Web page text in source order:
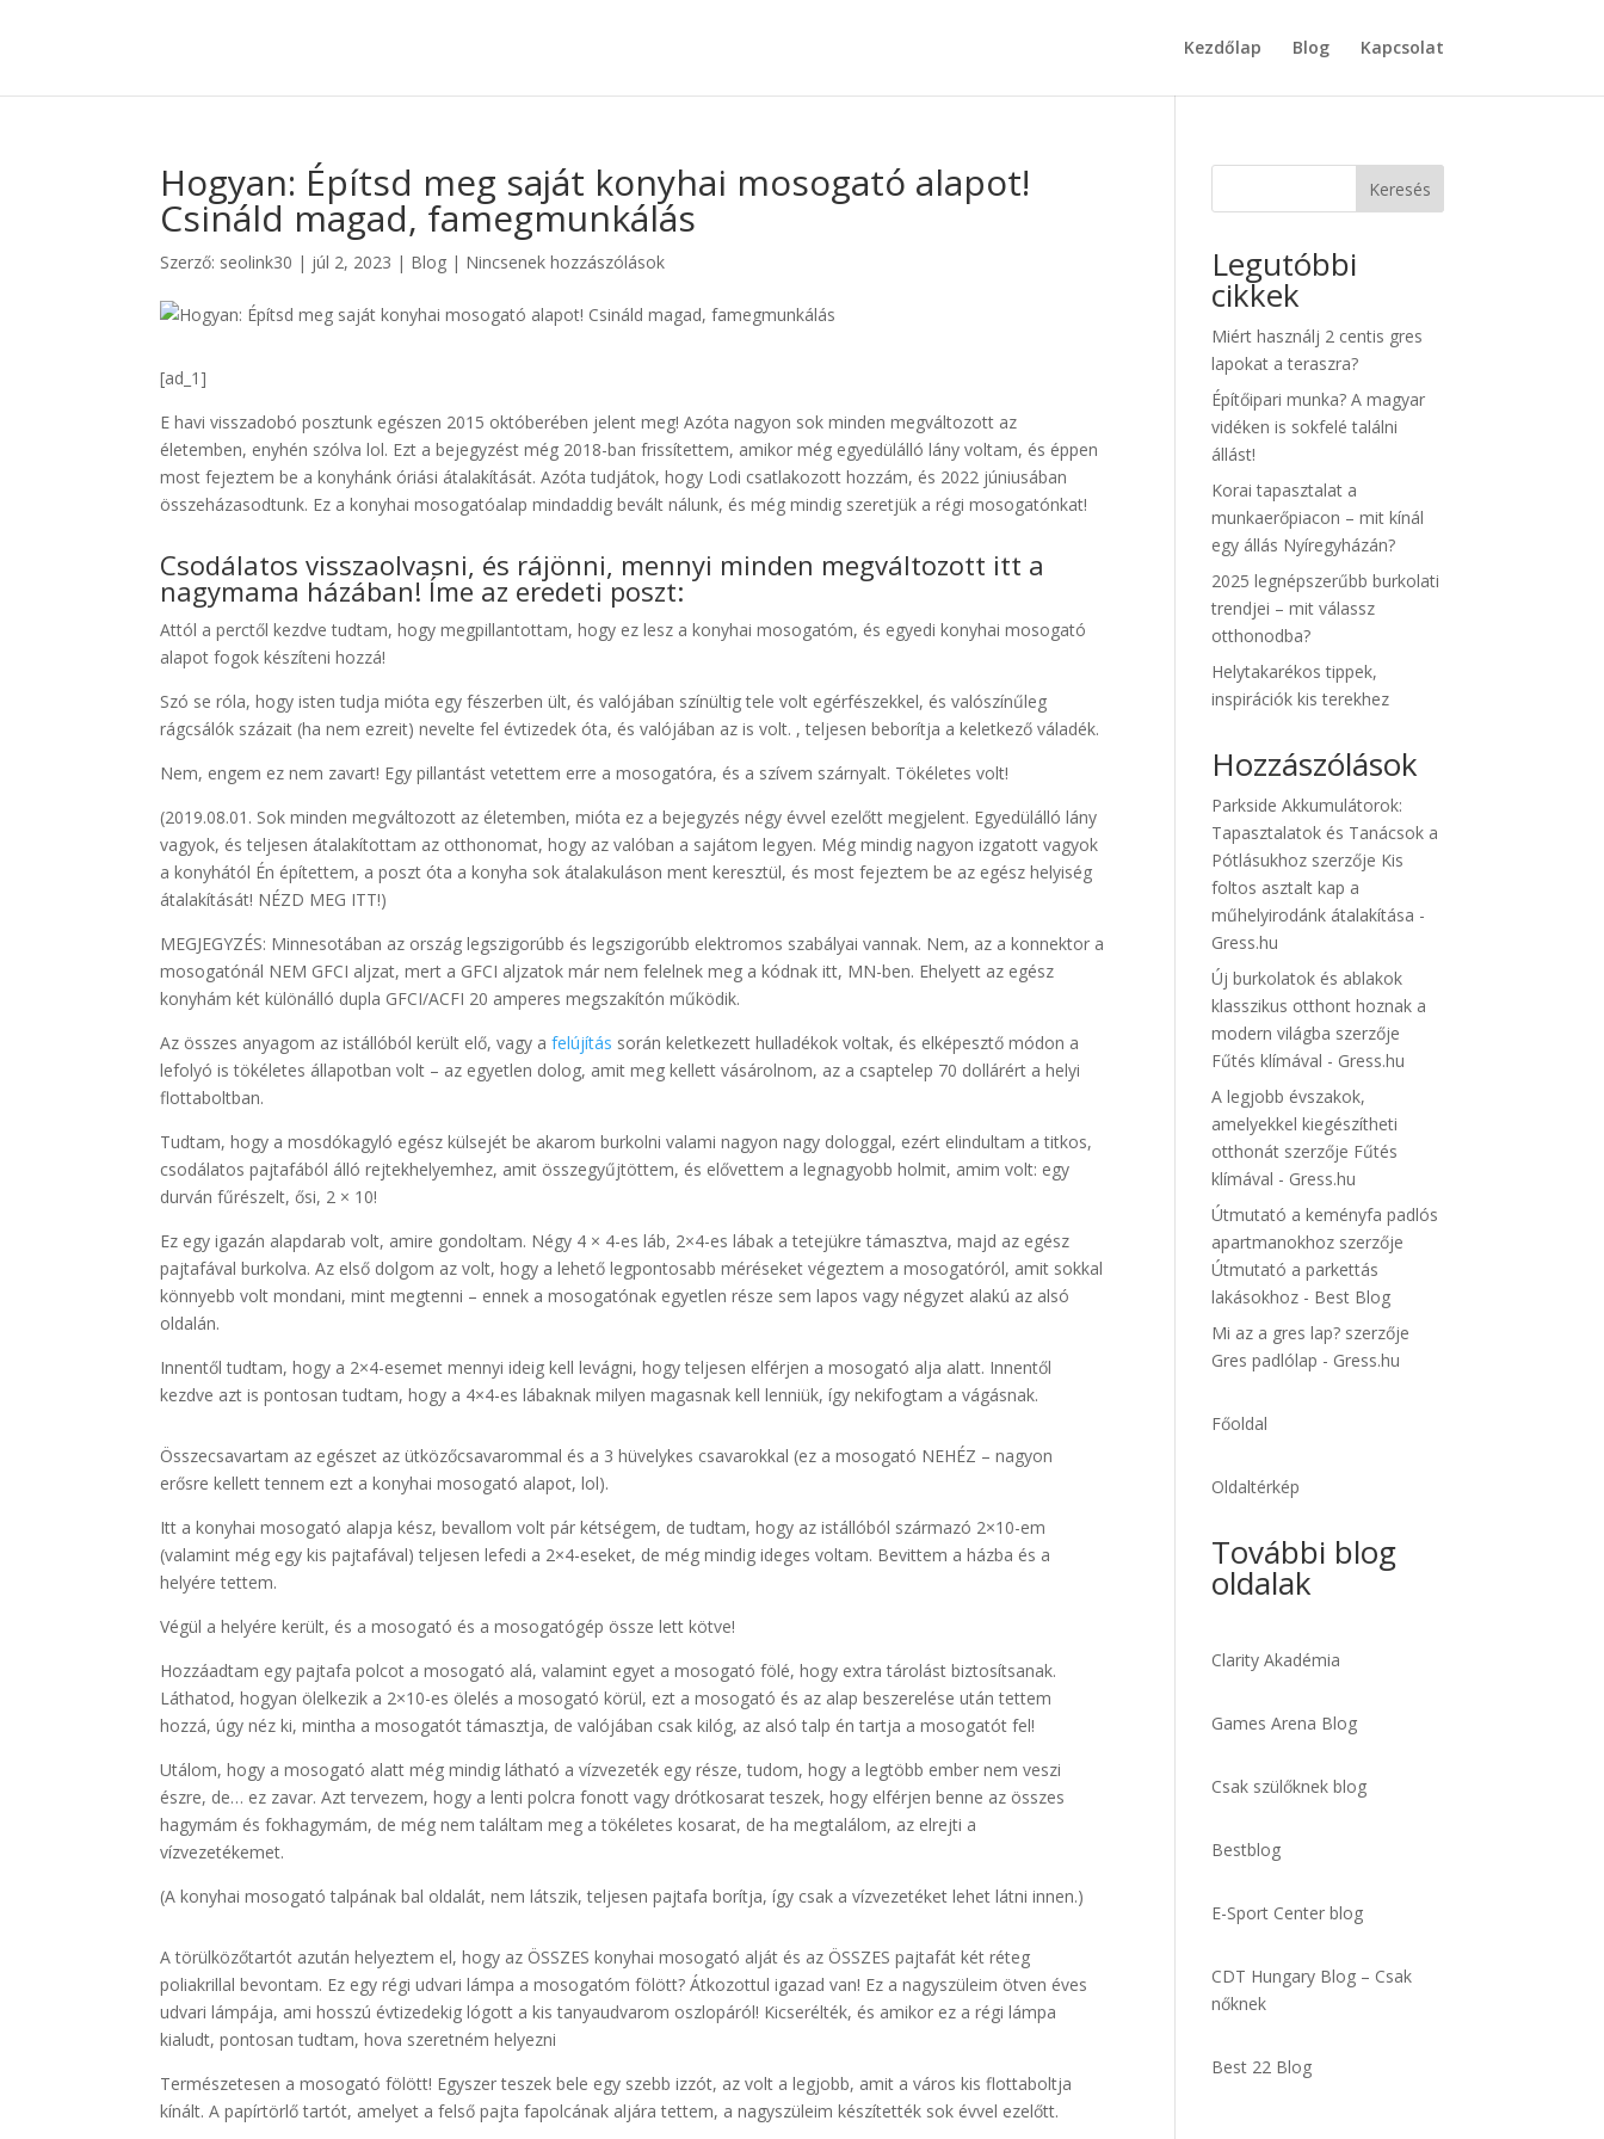
Kezdőlap Blog Kapcsolat
Hogyan: Építsd meg saját konyhai mosogató alapot!
Csináld magad, famegmunkálás
Szerző: seolink30 | júl 2, 2023 | Blog | Nincsenek hozzászólások
[ad_1]
E havi visszadobó posztunk egészen 2015 októberében jelent meg! Azóta nagyon sok minden megváltozott az
életemben, enyhén szólva lol. Ezt a bejegyzést még 2018-ban frissítettem, amikor még egyedülálló lány voltam, és éppen
most fejeztem be a konyhánk óriási átalakítását. Azóta tudjátok, hogy Lodi csatlakozott hozzám, és 2022 júniusában
összeházasodtunk. Ez a konyhai mosogatóalap mindaddig bevált nálunk, és még mindig szeretjük a régi mosogatónkat!
Csodálatos visszaolvasni, és rájönni, mennyi minden megváltozott itt a
nagymama házában! Íme az eredeti poszt:
Attól a perctől kezdve tudtam, hogy megpillantottam, hogy ez lesz a konyhai mosogatóm, és egyedi konyhai mosogató
alapot fogok készíteni hozzá!
Szó se róla, hogy isten tudja mióta egy fészerben ült, és valójában színültig tele volt egérfészekkel, és valószínűleg
rágcsálók százait (ha nem ezreit) nevelte fel évtizedek óta, és valójában az is volt. , teljesen beborítja a keletkező váladék.
Nem, engem ez nem zavart! Egy pillantást vetettem erre a mosogatóra, és a szívem szárnyalt. Tökéletes volt!
(2019.08.01. Sok minden megváltozott az életemben, mióta ez a bejegyzés négy évvel ezelőtt megjelent. Egyedülálló lány
vagyok, és teljesen átalakítottam az otthonomat, hogy az valóban a sajátom legyen. Még mindig nagyon izgatott vagyok
a konyhától Én építettem, a poszt óta a konyha sok átalakuláson ment keresztül, és most fejeztem be az egész helyiség
átalakítását! NÉZD MEG ITT!)
MEGJEGYZÉS: Minnesotában az ország legszigorúbb és legszigorúbb elektromos szabályai vannak. Nem, az a konnektor a
mosogatónál NEM GFCI aljzat, mert a GFCI aljzatok már nem felelnek meg a kódnak itt, MN-ben. Ehelyett az egész
konyhám két különálló dupla GFCI/ACFI 20 amperes megszakítón működik.
Az összes anyagom az istállóból került elő, vagy afelújítás során keletkezett hulladékok voltak, és elképesztő módon a
lefolyó is tökéletes állapotban volt – az egyetlen dolog, amit meg kellett vásárolnom, az a csaptelep 70 dollárért a helyi
flottaboltban.
Tudtam, hogy a mosdókagyló egész külsejét be akarom burkolni valami nagyon nagy dologgal, ezért elindultam a titkos,
csodálatos pajtafából álló rejtekhelyemhez, amit összegyűjtöttem, és elővettem a legnagyobb holmit, amim volt: egy
durván fűrészelt, ősi, 2 × 10!
Ez egy igazán alapdarab volt, amire gondoltam. Négy 4 × 4-es láb, 2×4-es lábak a tetejükre támasztva, majd az egész
pajtafával burkolva. Az első dolgom az volt, hogy a lehető legpontosabb méréseket végeztem a mosogatóról, amit sokkal
könnyebb volt mondani, mint megtenni – ennek a mosogatónak egyetlen része sem lapos vagy négyzet alakú az alsó
oldalán.
Innentől tudtam, hogy a 2×4-esemet mennyi ideig kell levágni, hogy teljesen elférjen a mosogató alja alatt. Innentől
kezdve azt is pontosan tudtam, hogy a 4×4-es lábaknak milyen magasnak kell lenniük, így nekifogtam a vágásnak.
Összecsavartam az egészet az ütközőcsavarommal és a 3 hüvelykes csavarokkal (ez a mosogató NEHÉZ – nagyon
erősre kellett tennem ezt a konyhai mosogató alapot, lol).
Itt a konyhai mosogató alapja kész, bevallom volt pár kétségem, de tudtam, hogy az istállóból származó 2×10-em
(valamint még egy kis pajtafával) teljesen lefedi a 2×4-eseket, de még mindig ideges voltam. Bevittem a házba és a
helyére tettem.
Végül a helyére került, és a mosogató és a mosogatógép össze lett kötve!
Hozzáadtam egy pajtafa polcot a mosogató alá, valamint egyet a mosogató fölé, hogy extra tárolást biztosítsanak.
Láthatod, hogyan ölelkezik a 2×10-es ölelés a mosogató körül, ezt a mosogató és az alap beszerelése után tettem
hozzá, úgy néz ki, mintha a mosogatót támasztja, de valójában csak kilóg, az alsó talp én tartja a mosogatót fel!
Utálom, hogy a mosogató alatt még mindig látható a vízvezeték egy része, tudom, hogy a legtöbb ember nem veszi
észre, de… ez zavar. Azt tervezem, hogy a lenti polcra fonott vagy drótkosarat teszek, hogy elférjen benne az összes
hagymám és fokhagymám, de még nem találtam meg a tökéletes kosarat, de ha megtalálom, az elrejti a
vízvezetékemet.
(A konyhai mosogató talpának bal oldalát, nem látszik, teljesen pajtafa borítja, így csak a vízvezetéket lehet látni innen.)
A törülközőtartót azután helyeztem el, hogy az ÖSSZES konyhai mosogató alját és az ÖSSZES pajtafát két réteg
poliakrillal bevontam. Ez egy régi udvari lámpa a mosogatóm fölött? Átkozottul igazad van! Ez a nagyszüleim ötven éves
udvari lámpája, ami hosszú évtizedekig lógott a kis tanyaudvarom oszlopáról! Kicserélték, és amikor ez a régi lámpa
kialudt, pontosan tudtam, hova szeretném helyezni
Természetesen a mosogató fölött! Egyszer teszek bele egy szebb izzót, az volt a legjobb, amit a város kis flottaboltja
kínált. A papírtörlő tartót, amelyet a felső pajta fapolcának aljára tettem, a nagyszüleim készítették sok évvel ezelőtt.
Keresés
Legutóbbi
cikkek
Miért használj 2 centis gres
lapokat a teraszra?
Építőipari munka? A magyar
vidéken is sokfelé találni
állást!
Korai tapasztalat a
munkaerőpiacon – mit kínál
egy állás Nyíregyházán?
2025 legnépszerűbb burkolati
trendjei – mit válassz
otthonodba?
Helytakarékos tippek,
inspirációk kis terekhez
Hozzászólások
Parkside Akkumulátorok:
Tapasztalatok és Tanácsok a
Pótlásukhoz szerzője Kis
foltos asztalt kap a
műhelyirodánk átalakítása -
Gress.hu
Új burkolatok és ablakok
klasszikus otthont hoznak a
modern világba szerzője
Fűtés klímával - Gress.hu
A legjobb évszakok,
amelyekkel kiegészítheti
otthonát szerzője Fűtés
klímával - Gress.hu
Útmutató a keményfa padlós
apartmanokhoz szerzője
Útmutató a parkettás
lakásokhoz - Best Blog
Mi az a gres lap? szerzője
Gres padlólap - Gress.hu
Főoldal
Oldaltérkép
További blog
oldalak
Clarity Akadémia
Games Arena Blog
Csak szülőknek blog
Bestblog
E-Sport Center blog
CDT Hungary Blog – Csak
nőknek
Best 22 Blog